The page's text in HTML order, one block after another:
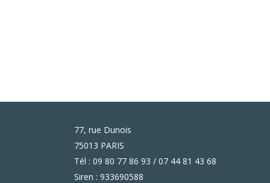
77, rue Dunois
75013 PARIS
Tél : 09 80 77 86 93 / 07 44 81 43 68
Siren : 933690588